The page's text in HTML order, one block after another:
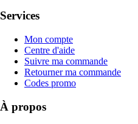
Services
Mon compte
Centre d'aide
Suivre ma commande
Retourner ma commande
Codes promo
À propos